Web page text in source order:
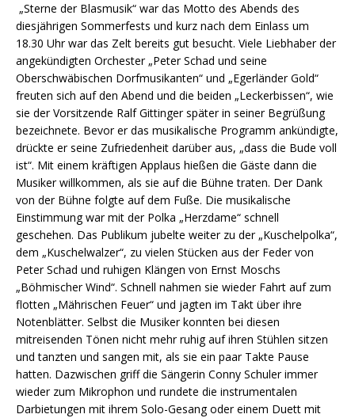
„Sterne der Blasmusik“ war das Motto des Abends des
diesjährigen Sommerfests und kurz nach dem Einlass um
18.30 Uhr war das Zelt bereits gut besucht. Viele Liebhaber der
angekündigten Orchester „Peter Schad und seine
Oberschwäbischen Dorfmusikanten“ und „Egerländer Gold“
freuten sich auf den Abend und die beiden „Leckerbissen“, wie
sie der Vorsitzende Ralf Gittinger später in seiner Begrüßung
bezeichnete. Bevor er das musikalische Programm ankündigte,
drückte er seine Zufriedenheit darüber aus, „dass die Bude voll
ist“. Mit einem kräftigen Applaus hießen die Gäste dann die
Musiker willkommen, als sie auf die Bühne traten. Der Dank
von der Bühne folgte auf dem Fuße. Die musikalische
Einstimmung war mit der Polka „Herzdame“ schnell
geschehen. Das Publikum jubelte weiter zu der „Kuschelpolka“,
dem „Kuschelwalzer“, zu vielen Stücken aus der Feder von
Peter Schad und ruhigen Klängen von Ernst Moschs
„Böhmischer Wind“. Schnell nahmen sie wieder Fahrt auf zum
flotten „Mährischen Feuer“ und jagten im Takt über ihre
Notenblätter. Selbst die Musiker konnten bei diesen
mitreisenden Tönen nicht mehr ruhig auf ihren Stühlen sitzen
und tanzten und sangen mit, als sie ein paar Takte Pause
hatten. Dazwischen griff die Sängerin Conny Schuler immer
wieder zum Mikrophon und rundete die instrumentalen
Darbietungen mit ihrem Solo-Gesang oder einem Duett mit